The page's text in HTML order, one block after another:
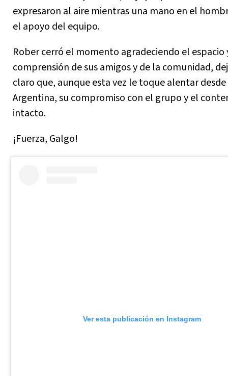
expresaron al aire mientras una mano en el
el apoyo del equipo.
Rober cerró el momento agradeciendo el espacio
comprensión de sus amigos y de la comunidad,
claro que, aunque esta vez le toque alentar desde
Argentina, su compromiso con el grupo y el
intacto.
¡Fuerza, Galgo!
Ver esta publicación en Instagram